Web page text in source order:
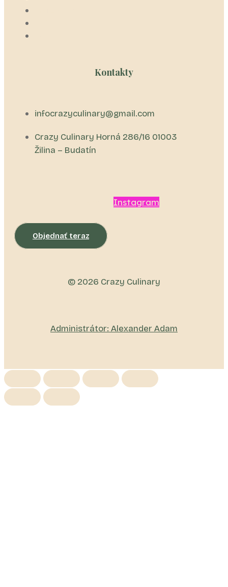
Kontakty
infocrazyculinary@gmail.com
Crazy Culinary Horná 286/16 01003
Žilina – Budatín
Instagram
Objednať teraz
© 2026 Crazy Culinary
Administrátor: Alexander Adam